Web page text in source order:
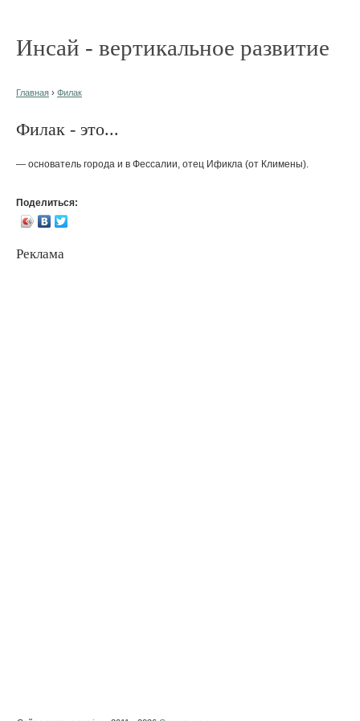
Инсай - вертикальное развитие
Главная › Филак
Филак - это...
— основатель города и в Фессалии, отец Ификла (от Климены).
Поделиться:
Реклама